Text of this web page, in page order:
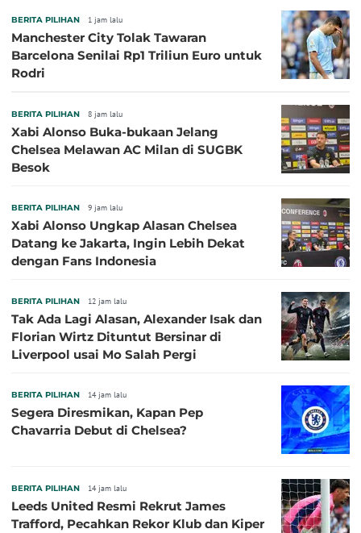
BERITA PILIHAN 1 jam lalu
Manchester City Tolak Tawaran
Barcelona Senilai Rp1 Triliun Euro untuk
Rodri
BERITA PILIHAN 8 jam lalu
Xabi Alonso Buka-bukaan Jelang
Chelsea Melawan AC Milan di SUGBK
Besok
BERITA PILIHAN 9 jam lalu
Xabi Alonso Ungkap Alasan Chelsea
Datang ke Jakarta, Ingin Lebih Dekat
dengan Fans Indonesia
BERITA PILIHAN 12 jam lalu
Tak Ada Lagi Alasan, Alexander Isak dan
Florian Wirtz Dituntut Bersinar di
Liverpool usai Mo Salah Pergi
BERITA PILIHAN 14 jam lalu
Segera Diresmikan, Kapan Pep
Chavarria Debut di Chelsea?
BERITA PILIHAN 14 jam lalu
Leeds United Resmi Rekrut James
Trafford, Pecahkan Rekor Klub dan Kiper